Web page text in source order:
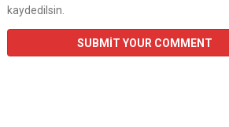
kaydedilsin.